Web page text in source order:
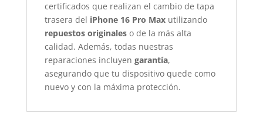
certificados que realizan el cambio de tapa
trasera del iPhone 16 Pro Maxutilizando
repuestos originaleso de la más alta
calidad. Además, todas nuestras
reparaciones incluyen garantía,
asegurando que tu dispositivo quede como
nuevo y con la máxima protección.